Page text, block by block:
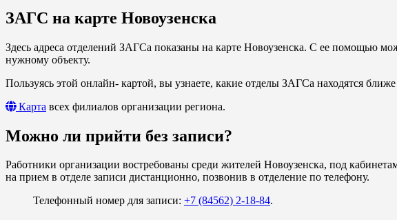
ЗАГС на карте Новоузенска
Здесь адреса отделений ЗАГСа показаны на карте Новоузенска. С ее помощью
нужному объекту.
Пользуясь этой онлайн- картой, вы узнаете, какие отделы ЗАГСа находятся
Карта всех филиалов организации региона.
Можно ли прийти без записи?
Работники организации востребованы среди жителей Новоузенска, под
на прием в отделе записи дистанционно, позвонив в отделение по телефону.
Телефонный номер для записи: +7 (84562) 2-18-84.